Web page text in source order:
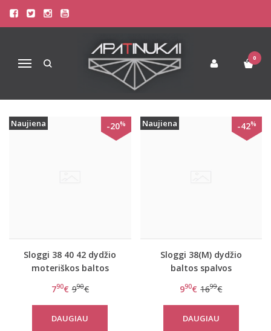
Navigacija
0
PREKIŲ PAIEŠKA - C3P
Prekių paieška
Naujiena -20%
Sloggi 38 40 42 dydžio
moteriškos baltos
C3P
790€ 990€
DAUGIAU
Naujiena -42%
Sloggi 38(M) dydžio
baltos spalvos
Basic Gold Maxi C3P
990€ 1699€
DAUGIAU